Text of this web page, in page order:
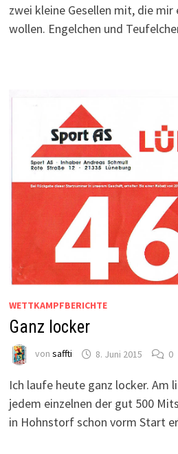
zwei kleine Gesellen mit, die
wollen. Engelchen und
WETTKAMPFBERICHTE
Ganz locker
von saffti 8. Juni 2015 0
Ich laufe heute ganz locker. Am
jedem einzelnen der gut 500
in Hohnstorf schon vorm Start